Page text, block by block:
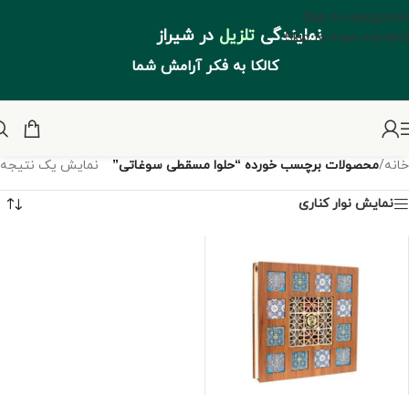
Skip to navigation
Skip to main content
نمایندگی تلزیل در شیراز
کالکا به فکر آرامش شما
خانه/محصولات برچسب خورده “حلوا مسقطی سوغاتی” نمایش یک نتیجه
نمایش نوار کناری